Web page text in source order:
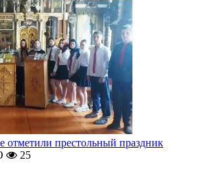
отметили престольный праздник
25